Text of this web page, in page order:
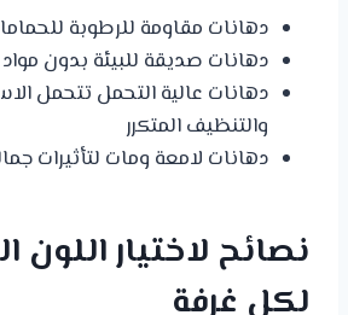
دهانات مقاومة للرطوبة
دهانات صديقة للبيئة بدون
دهانات عالية التحمل تتحمل
والتنظيف المتكرر
دهانات لامعة ومات لتأثيرات
نصائح لاختيار اللون
لكل غرفة